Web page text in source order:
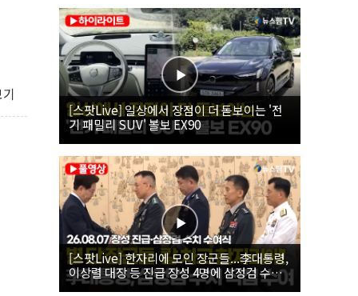
[스팟Live] 일상에서 장점이 더 돋보이는 '전
기 패밀리 SUV' 볼보 EX90
[스팟Live] 한자리에 모인 장군들...李대통령,
이상렬 대장 등 진급 장성 4명에 삼정검 수치
직접 수여｜26.08.07 장성 진급·삼정검 수치